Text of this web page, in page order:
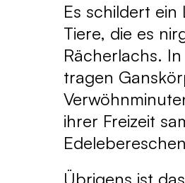
Es schildert
Tiere, die es
Rächerlachs.
tragen
ihrer Freizeit
Übrigens ist